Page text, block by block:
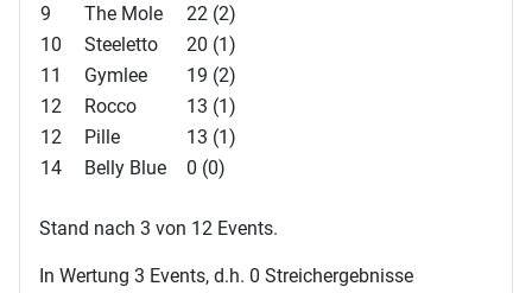
9
The Mole
22 (2)
10
Steeletto
20 (1)
11
Gymlee
19 (2)
12
Rocco
13 (1)
12
Pille
13 (1)
14
Belly Blue 0 (0)
Stand nach 3 von 12 Events.
In Wertung 3 Events, d.h. 0 Streichergebnisse